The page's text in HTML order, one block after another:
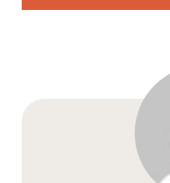
Votre adresse e-
champs
Prévenez-moi de